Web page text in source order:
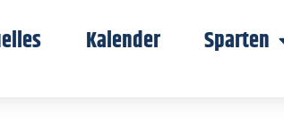
Kalender Sparten